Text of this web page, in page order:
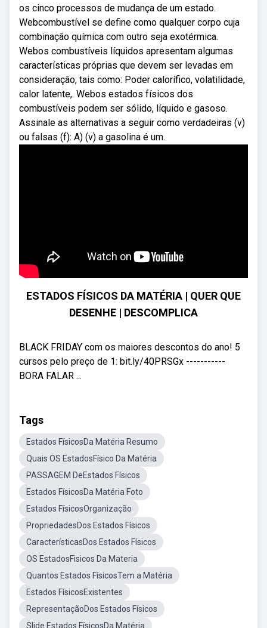
os cinco processos de mudança de um estado.
Webcombustível se define como qualquer corpo cuja
combinação química com outro seja exotérmica.
Webos combustíveis líquidos apresentam algumas
características próprias que devem ser levadas em
consideração, tais como: Poder calorífico, volatilidade,
calor latente,. Webos estados físicos dos
combustíveis podem ser sólido, líquido e gasoso.
Assinale as alternativas a seguir como verdadeiras (v)
ou falsas (f): A) (v) a gasolina é um.
ESTADOS FÍSICOS DA MATÉRIA | QUER QUE
DESENHE | DESCOMPLICA
BLACK FRIDAY com os maiores descontos do ano! 5
cursos pelo preço de 1: bit.ly/40PRSGx -----------
BORA FALAR ...
Tags
Estados FísicosDa Matéria Resumo
Quais OS EstadosFísico Da Matéria
PASSAGEM DeEstados Físicos
Estados FísicosDa Matéria Foto
Estados FísicosOrganização
PropriedadesDos Estados Físicos
CaracterísticasDos Estados Físicos
OS EstadosFisicos Da Materia
Quantos Estados FísicosTem a Matéria
Estados FísicosExistentes
RepresentaçãoDos Estados Físicos
Slide Estados FísicosDa Matéria